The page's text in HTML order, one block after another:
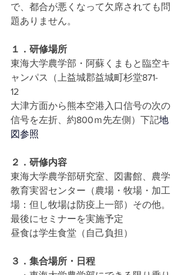
で、都合が悪くなって欠席されても問
題ありません。
１．研修場所
東海大学農学部・阿蘇くまもと臨空キ
ャンパス（上益城郡益城町杉堂871-
12
大津方面から熊本空港入口信号の次の
信号を左折、約800ｍ先左側）下記地
図参照
２．研修内容
東海大学農学部研究室、図書館、農学
教育実習センター（農場・牧場・加工
場：但し牧場は防疫上一部）その他。
最後にセミナーを実施予定
昼食は学生食堂（自己負担）
３．集合場所・日程